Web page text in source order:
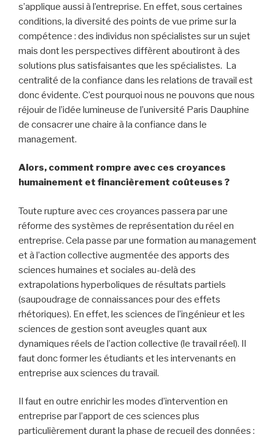
s’applique aussi à l’entreprise. En effet, sous certaines
conditions, la diversité des points de vue prime sur la
compétence : des individus non spécialistes sur un sujet
mais dont les perspectives diffèrent aboutiront à des
solutions plus satisfaisantes que les spécialistes. La
centralité de la confiance dans les relations de travail est
donc évidente. C’est pourquoi nous ne pouvons que nous
réjouir de l’idée lumineuse de l’université Paris Dauphine
de consacrer une chaire à la confiance dans le
management.
Alors, comment rompre avec ces croyances
humainement et financièrement coûteuses ?
Toute rupture avec ces croyances passera par une
réforme des systèmes de représentation du réel en
entreprise. Cela passe par une formation au management
et à l’action collective augmentée des apports des
sciences humaines et sociales au-delà des
extrapolations hyperboliques de résultats partiels
(saupoudrage de connaissances pour des effets
rhétoriques). En effet, les sciences de l’ingénieur et les
sciences de gestion sont aveugles quant aux
dynamiques réels de l’action collective (le travail réel). Il
faut donc former les étudiants et les intervenants en
entreprise aux sciences du travail.
Il faut en outre enrichir les modes d’intervention en
entreprise par l’apport de ces sciences plus
particulièrement durant la phase de recueil des données :